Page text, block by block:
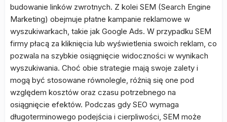
budowanie linków zwrotnych. Z kolei SEM (Search Engine
Marketing) obejmuje płatne kampanie reklamowe w
wyszukiwarkach, takie jak Google Ads. W przypadku SEM
firmy płacą za kliknięcia lub wyświetlenia swoich reklam, co
pozwala na szybkie osiągnięcie widoczności w wynikach
wyszukiwania. Choć obie strategie mają swoje zalety i
mogą być stosowane równolegle, różnią się one pod
względem kosztów oraz czasu potrzebnego na
osiągnięcie efektów. Podczas gdy SEO wymaga
długoterminowego podejścia i cierpliwości, SEM może